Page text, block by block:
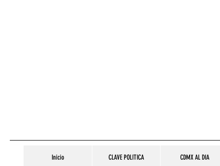
Inicio CLAVE POLITICA CDMX AL DIA